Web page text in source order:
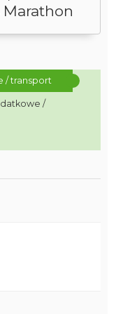
Marathon
/ transport
/